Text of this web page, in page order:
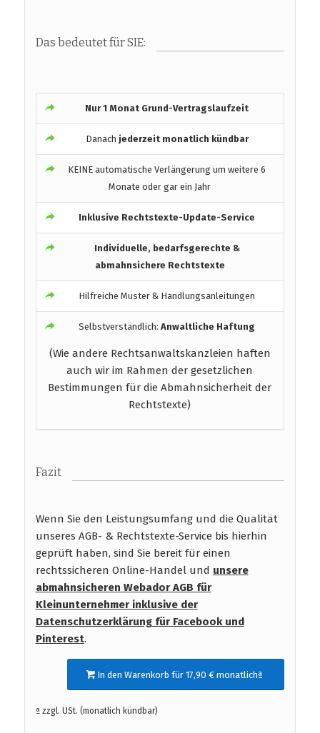
Das bedeutet für SIE:
Nur 1 Monat Grund-Vertragslaufzeit
Danach jederzeit monatlich kündbar
KEINE automatische Verlängerung um weitere 6
Monate oder gar ein Jahr
Inklusive Rechtstexte-Update-Service
Individuelle, bedarfsgerechte &
abmahnsichere Rechtstexte
Hilfreiche Muster & Handlungsanleitungen
Selbstverständlich:Anwaltliche Haftung
(Wie andere Rechtsanwaltskanzleien haften
auch wir im Rahmen der gesetzlichen
Bestimmungen für die Abmahnsicherheit der
Rechtstexte)
Fazit
Wenn Sie den Leistungsumfang und die Qualität
unseres AGB- & Rechtstexte-Service bis hierhin
geprüft haben, sind Sie bereit für einen
rechtssicheren Online-Handel und unsere
abmahnsicheren Webador AGB für
Kleinunternehmer inklusive der
Datenschutzerklärung für Facebook und
Pinterest.
In den Warenkorb für 17,90 € monatlichª
ª zzgl. USt. (monatlich kündbar)